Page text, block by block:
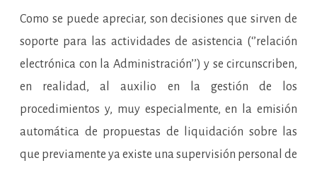
Como se puede apreciar, son decisiones que sirven de
soporte para las actividades de asistencia (‘’relación
electrónica con la Administración’’) y se circunscriben,
en realidad, al auxilio en la gestión de los
procedimientos y, muy especialmente, en la emisión
automática de propuestas de liquidación sobre las
que previamente ya existe una supervisión personal de